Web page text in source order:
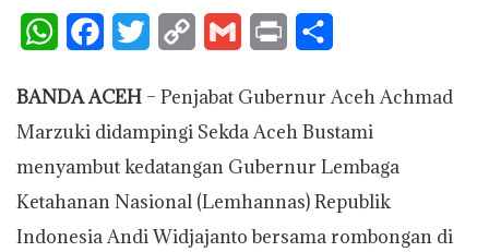
W
a
t
s
c
e
b
t
t
p
y
L
i
a
i
i
n
t
a
r
e
BANDA ACEH – Penjabat Gubernur Aceh Achmad
Marzuki didampingi Sekda Aceh Bustami
menyambut kedatangan Gubernur Lembaga
Ketahanan Nasional (Lemhannas) Republik
Indonesia Andi Widjajanto bersama rombongan di